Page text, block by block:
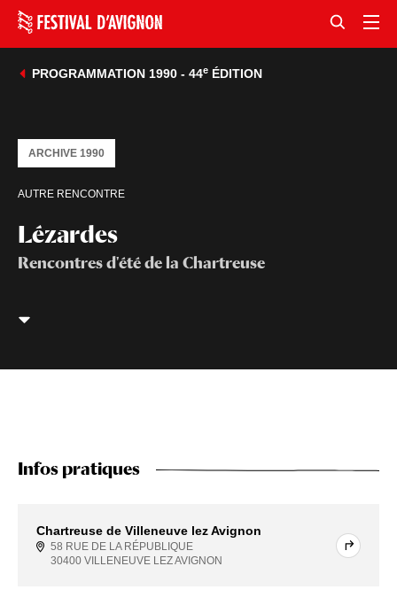
PROGRAMMATION 1990 - 44eÉDITION
Lézardes
Rencontres d'été de la Chartreuse
AUTRE RENCONTRE
ARCHIVE 1990
Infos pratiques
Chartreuse de Villeneuve lez Avignon
58 RUE DE LA RÉPUBLIQUE
30400 VILLENEUVE LEZ AVIGNON